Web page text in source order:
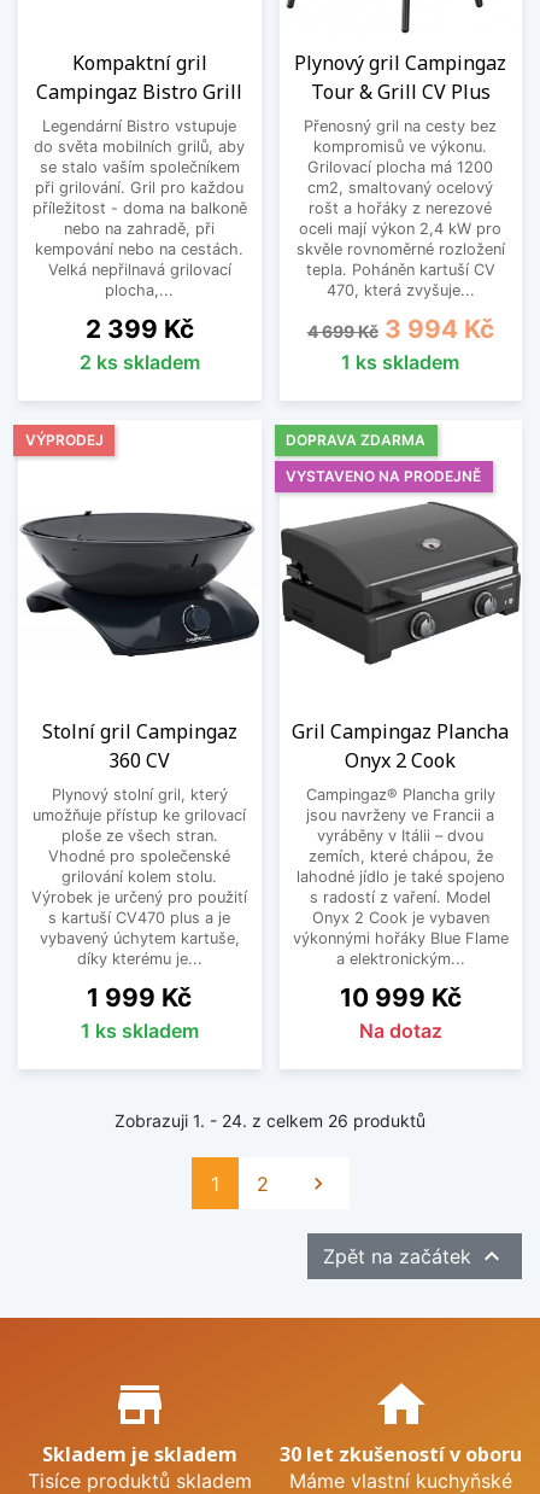
Kompaktní gril
Campingaz Bistro Grill
Legendární Bistro vstupuje
do světa mobilních grilů, aby
se stalo vaším společníkem
při grilování. Gril pro každou
příležitost - doma na balkoně
nebo na zahradě, při
kempování nebo na cestách.
Velká nepřilnavá grilovací
plocha,...
Cena
2 399 Kč
2 ks skladem
Plynový gril Campingaz
Tour & Grill CV Plus
Přenosný gril na cesty bez
kompromisů ve výkonu.
Grilovací plocha má 1200
cm2, smaltovaný ocelový
rošt a hořáky z nerezové
oceli mají výkon 2,4 kW pro
skvěle rovnoměrné rozložení
tepla. Poháněn kartuší CV
470, která zvyšuje...
Běžná cena
4 699 Kč Cena
3 994 Kč
1 ks skladem
Stolní gril Campingaz
360 CV
Plynový stolní gril, který
umožňuje přístup ke grilovací
ploše ze všech stran.
Vhodné pro společenské
grilování kolem stolu.
Výrobek je určený pro použití
s kartuší CV470 plus a je
vybavený úchytem kartuše,
díky kterému je...
Cena
1 999 Kč
1 ks skladem
VÝPRODEJ
Gril Campingaz Plancha
Onyx 2 Cook
Campingaz® Plancha grily
jsou navrženy ve Francii a
vyráběny v Itálii – dvou
zemích, které chápou, že
lahodné jídlo je také spojeno
s radostí z vaření. Model
Onyx 2 Cook je vybaven
výkonnými hořáky Blue Flame
a elektronickým...
Cena
10 999 Kč
Na dotaz
DOPRAVA ZDARMA
VYSTAVENO NA PRODEJNĚ
Zobrazuji 1. - 24. z celkem 26 produktů
1 2 Další

Zpět na začátek 
Proč nakupovat u nás?
store_mall_directory
Skladem je skladem
Tisíce produktů skladem
home
30 let zkušeností v oboru
Máme vlastní kuchyňské